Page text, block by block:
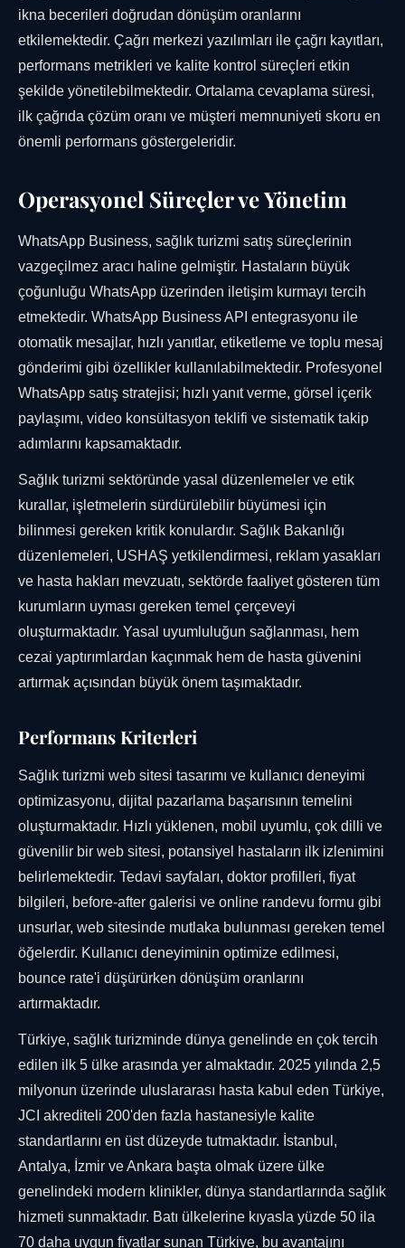
ikna becerileri doğrudan dönüşüm oranlarını
etkilemektedir. Çağrı merkezi yazılımları ile çağrı kayıtları,
performans metrikleri ve kalite kontrol süreçleri etkin
şekilde yönetilebilmektedir. Ortalama cevaplama süresi,
ilk çağrıda çözüm oranı ve müşteri memnuniyeti skoru en
önemli performans göstergeleridir.
Operasyonel Süreçler ve Yönetim
WhatsApp Business, sağlık turizmi satış süreçlerinin
vazgeçilmez aracı haline gelmiştir. Hastaların büyük
çoğunluğu WhatsApp üzerinden iletişim kurmayı tercih
etmektedir. WhatsApp Business API entegrasyonu ile
otomatik mesajlar, hızlı yanıtlar, etiketleme ve toplu mesaj
gönderimi gibi özellikler kullanılabilmektedir. Profesyonel
WhatsApp satış stratejisi; hızlı yanıt verme, görsel içerik
paylaşımı, video konsültasyon teklifi ve sistematik takip
adımlarını kapsamaktadır.
Sağlık turizmi sektöründe yasal düzenlemeler ve etik
kurallar, işletmelerin sürdürülebilir büyümesi için
bilinmesi gereken kritik konulardır. Sağlık Bakanlığı
düzenlemeleri, USHAŞ yetkilendirmesi, reklam yasakları
ve hasta hakları mevzuatı, sektörde faaliyet gösteren tüm
kurumların uyması gereken temel çerçeveyi
oluşturmaktadır. Yasal uyumluluğun sağlanması, hem
cezai yaptırımlardan kaçınmak hem de hasta güvenini
artırmak açısından büyük önem taşımaktadır.
Performans Kriterleri
Sağlık turizmi web sitesi tasarımı ve kullanıcı deneyimi
optimizasyonu, dijital pazarlama başarısının temelini
oluşturmaktadır. Hızlı yüklenen, mobil uyumlu, çok dilli ve
güvenilir bir web sitesi, potansiyel hastaların ilk izlenimini
belirlemektedir. Tedavi sayfaları, doktor profilleri, fiyat
bilgileri, before-after galerisi ve online randevu formu gibi
unsurlar, web sitesinde mutlaka bulunması gereken temel
öğelerdir. Kullanıcı deneyiminin optimize edilmesi,
bounce rate'i düşürürken dönüşüm oranlarını
artırmaktadır.
Türkiye, sağlık turizminde dünya genelinde en çok tercih
edilen ilk 5 ülke arasında yer almaktadır. 2025 yılında 2,5
milyonun üzerinde uluslararası hasta kabul eden Türkiye,
JCI akrediteli 200'den fazla hastanesiyle kalite
standartlarını en üst düzeyde tutmaktadır. İstanbul,
Antalya, İzmir ve Ankara başta olmak üzere ülke
genelindeki modern klinikler, dünya standartlarında sağlık
hizmeti sunmaktadır. Batı ülkelerine kıyasla yüzde 50 ila
70 daha uygun fiyatlar sunan Türkiye, bu avantajını